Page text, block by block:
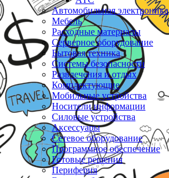
Автомобильная электроника
Мебель
Расходные материалы
Серверное оборудование
Бытовая техника
Системы безопасности
Развлечения и отдых
Комплектующие
Мобильные устройства
Носители информации
Силовые устройства
Аксессуары
Сетевое оборудование
Программное обеспечение
Готовые решения
Периферия